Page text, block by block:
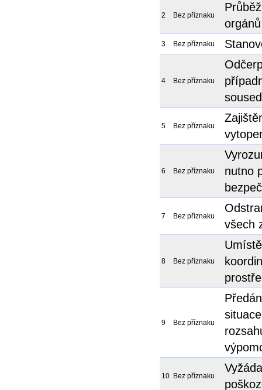
2 Bez příznaku
3 Bez příznaku
4 Bez příznaku
5 Bez příznaku
6 Bez příznaku
nutno
7 Bez příznaku
všech
8 Bez příznaku
9 Bez příznaku
10 Bez příznaku